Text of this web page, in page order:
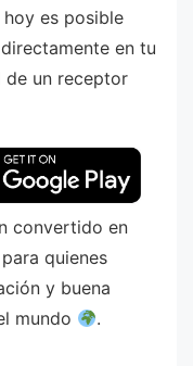
es posible
en tu
de un receptor
convertido en
quienes
y buena
mundo
.